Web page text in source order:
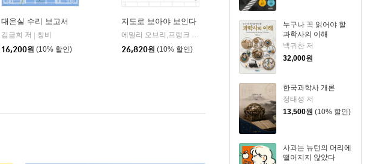
누구나 꼭 읽어야 할
과학사의 이해
백귀찬 저
32,000원
한국과학사 개론
정태성 저
13,500원 (10% 할인)
사과는 뉴턴의 머리에
떨어지지 않았다
웅진지식하우스
대온실 수리 보고서
김금희 저
창비
16,200원 (10% 할인)
지도로 보아야 보인다
에밀리 오브리,프랭크 테타르 공저/이수진 역 | 사이
26,820원 (10% 할인)